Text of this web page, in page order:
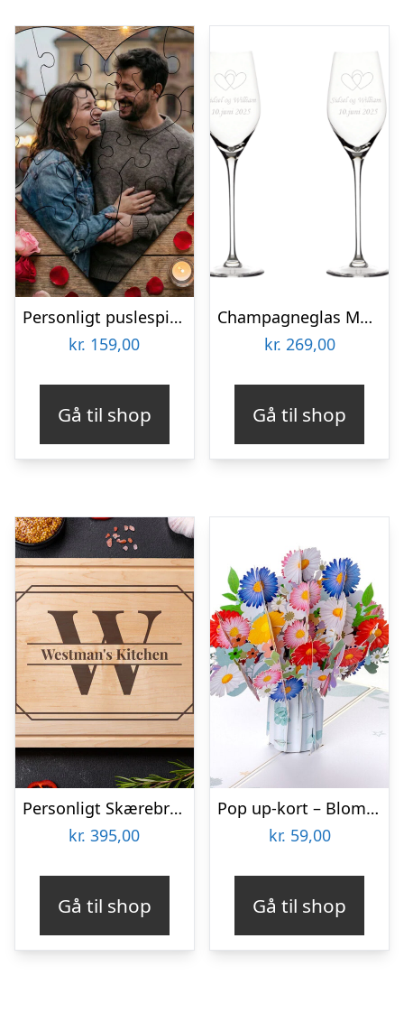
Personligt puslespil med Billede – Hjerte
kr. 159,00
Gå til shop
Champagneglas Med Gravering Til Bryllup 2 Stk – Aida Passion Connoisseur
kr. 269,00
Gå til shop
Personligt Skærebræt i Træ med Bogstav & Tekst
kr. 395,00
Gå til shop
Pop up-kort – Blomsterbuket
kr. 59,00
Gå til shop